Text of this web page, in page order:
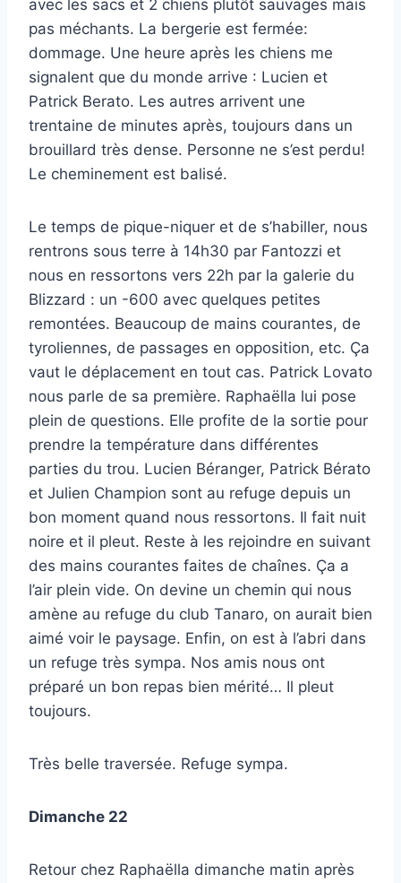
avec les sacs et 2 chiens plutôt sauvages mais
pas méchants. La bergerie est fermée:
dommage. Une heure après les chiens me
signalent que du monde arrive : Lucien et
Patrick Berato. Les autres arrivent une
trentaine de minutes après, toujours dans un
brouillard très dense. Personne ne s’est perdu!
Le cheminement est balisé.
Le temps de pique-niquer et de s’habiller, nous
rentrons sous terre à 14h30 par Fantozzi et
nous en ressortons vers 22h par la galerie du
Blizzard : un -600 avec quelques petites
remontées. Beaucoup de mains courantes, de
tyroliennes, de passages en opposition, etc. Ça
vaut le déplacement en tout cas. Patrick Lovato
nous parle de sa première. Raphaëlla lui pose
plein de questions. Elle profite de la sortie pour
prendre la température dans différentes
parties du trou. Lucien Béranger, Patrick Bérato
et Julien Champion sont au refuge depuis un
bon moment quand nous ressortons. Il fait nuit
noire et il pleut. Reste à les rejoindre en suivant
des mains courantes faites de chaînes. Ça a
l’air plein vide. On devine un chemin qui nous
amène au refuge du club Tanaro, on aurait bien
aimé voir le paysage. Enfin, on est à l’abri dans
un refuge très sympa. Nos amis nous ont
préparé un bon repas bien mérité… Il pleut
toujours.
Très belle traversée. Refuge sympa.
Dimanche 22
Retour chez Raphaëlla dimanche matin après